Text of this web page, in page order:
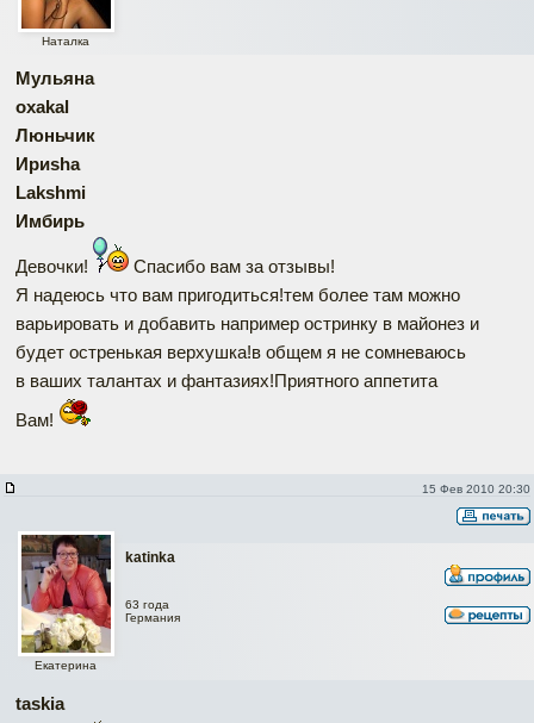
Наталка
Мульяна
oxakal
Люньчик
Ириshа
Lakshmi
Имбирь
Девочки!
Спасибо вам за отзывы!
Я надеюсь что вам пригодиться!тем более там можно
варьировать и добавить например остринку в майонез и
будет остренькая верхушка!в общем я не сомневаюсь
в ваших талантах и фантазиях!Приятного аппетита
Вам!
15 Фев 2010 20:30
katinka
Екатерина
63 года
Германия
taskia